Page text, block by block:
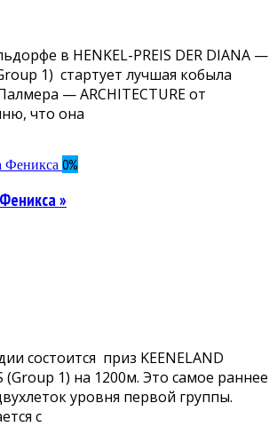
в HENKEL-PREIS DER DIANA —
1) стартует лучшая кобыла
— ARCHITECTURE от
что она
0%
»
состоится приз KEENELAND
(Group 1) на 1200м. Это самое раннее
уровня первой группы.
с